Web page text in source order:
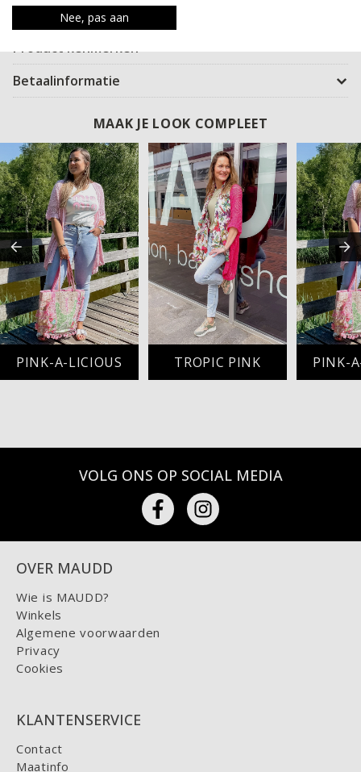
eens mooi aansluit rond de benen.
Product kenmerken
Betaalinformatie
MAAK JE LOOK COMPLEET
PINK-A-LICIOUS TROPIC PINK PINK-
VOLG ONS OP SOCIAL MEDIA
OVER MAUDD
Wie is MAUDD?
Winkels
Algemene voorwaarden
Privacy
Cookies
KLANTENSERVICE
Contact
Maatinfo
Nee, pas aan